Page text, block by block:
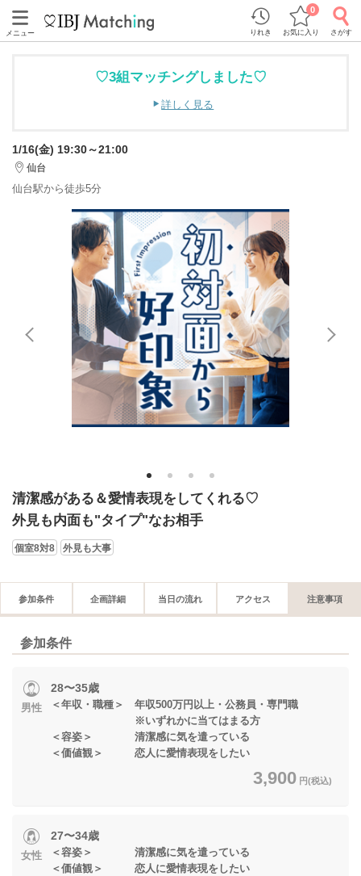
メニュー りれき お気に入り
0
さがす
♡3組マッチングしました♡
詳しく見る
1/16(金) 19:30～21:00
仙台
仙台駅から徒歩5分
1 2 3 4
清潔感がある＆愛情表現をしてくれる♡
外見も内面も"タイプ"なお相手
個室8対8 外見も大事
参加条件 企画詳細 当日の流れ アクセス 注意事項
参加条件
男性
28〜35歳
＜年収・職種＞ 年収500万円以上・公務員・専門職
※いずれかに当てはまる方
＜容姿＞ 清潔感に気を遣っている
＜価値観＞ 恋人に愛情表現をしたい
3,900 円(税込)
女性
27〜34歳
＜容姿＞ 清潔感に気を遣っている
＜価値観＞ 恋人に愛情表現をしたい